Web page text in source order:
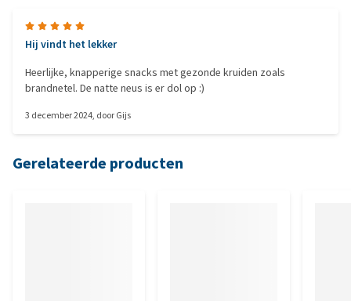
Hij vindt het lekker
Heerlijke, knapperige snacks met gezonde kruiden zoals
brandnetel. De natte neus is er dol op :)
3 december 2024, doorGijs
Gerelateerde producten